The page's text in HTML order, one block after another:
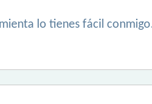
lo tienes fácil